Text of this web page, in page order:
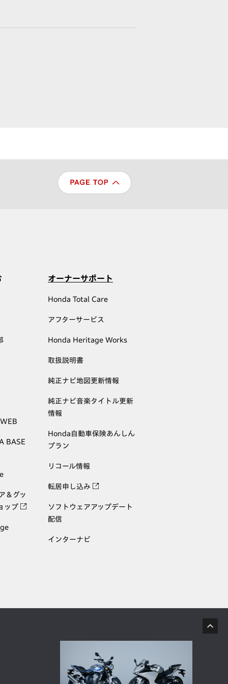
BASE
＆グッ
ップ
オーナーサポート
Honda Total Care
アフターサービス
Honda Heritage Works
取扱説明書
純正ナビ地図更新情報
純正ナビ音楽タイトル更新
情報
Honda自動車保険あんしん
プラン
リコール情報
転居申し込み
ソフトウェアアップデート
配信
インターナビ